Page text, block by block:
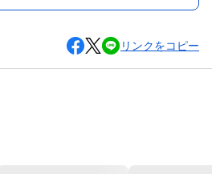
リンクをコピー